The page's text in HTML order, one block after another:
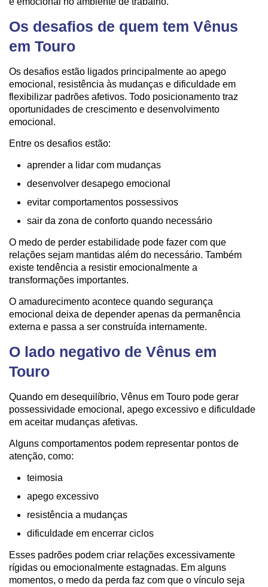
Os desafios de quem tem Vênus
em Touro
Os desafios estão ligados principalmente ao apego
emocional, resistência às mudanças e dificuldade em
flexibilizar padrões afetivos. Todo posicionamento traz
oportunidades de crescimento e desenvolvimento
emocional.
Entre os desafios estão:
aprender a lidar com mudanças
desenvolver desapego emocional
evitar comportamentos possessivos
sair da zona de conforto quando necessário
O medo de perder estabilidade pode fazer com que
relações sejam mantidas além do necessário. Também
existe tendência a resistir emocionalmente a
transformações importantes.
O amadurecimento acontece quando segurança
emocional deixa de depender apenas da permanência
externa e passa a ser construída internamente.
O lado negativo de Vênus em
Touro
Quando em desequilíbrio, Vênus em Touro pode gerar
possessividade emocional, apego excessivo e dificuldade
em aceitar mudanças afetivas.
Alguns comportamentos podem representar pontos de
atenção, como:
teimosia
apego excessivo
resistência a mudanças
dificuldade em encerrar ciclos
Esses padrões podem criar relações excessivamente
rígidas ou emocionalmente estagnadas. Em alguns
momentos, o medo da perda faz com que o vínculo seja